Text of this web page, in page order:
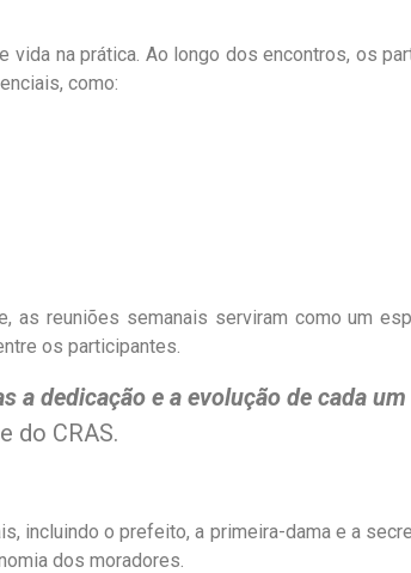
na prática. Ao longo dos encontros, os
como:
reuniões semanais serviram como um
os participantes.
a dedicação e a evolução de cada
do CRAS.
incluindo o prefeito, a primeira-dama e a
dos moradores.